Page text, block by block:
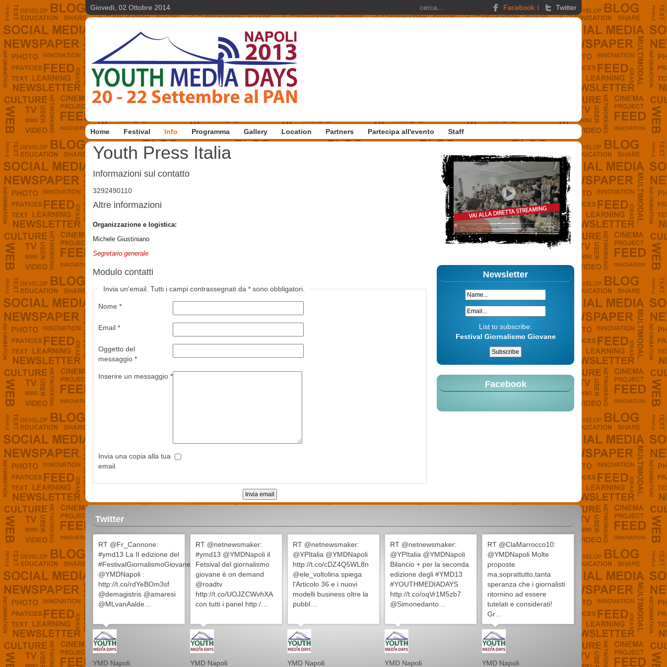
Giovedì, 02 Ottobre 2014 Facebook Twitter
Home Festival Info Programma Gallery Location Partners Partecipa all'evento Staff
Youth Press Italia
Informazioni sul contatto
3292490110
Altre informazioni
Organizzazione e logistica:
Michele Giustiniano
Segretario generale
Modulo contatti
Invia un'email. Tutti i campi contrassegnati da * sono obbligatori.
Nome *
Email *
Oggetto del
messaggio *
Inserire un messaggio *
Invia una copia alla tua
email.
Invia email
Newsletter
List to subscribe:
Festival Giornalismo Giovane
Facebook
Twitter
RT @Fr_Cannone:
#ymd13 La II edizione del
#FestivalGiornalismoGiovane
@YMDNapoli :
http://t.co/rdYeBOm3sf
@demagistris @amaresi
@MLvanAalde…
YMD Napoli
RT @netnewsmaker:
#ymd13 @YMDNapoli il
Fetsival del giornalismo
giovane è on demand
@roadtv
http://t.co/UOJZCWvhXA
con tutti i panel http:/…
YMD Napoli
RT @netnewsmaker:
@YPItalia @YMDNapoli
http://t.co/cDZ4Q5WL8n
@ele_voltolina spiega
l'Articolo 36 e i nuovi
modelli business oltre la
pubbl…
YMD Napoli
RT @netnewsmaker:
@YPItalia @YMDNapoli
Bilancio + per la seconda
edizione degli #YMD13
#YOUTHMEDIADAYS
http://t.co/oqVr1M5zb7
@Simonedanto…
YMD Napoli
RT @ClaMarrocco10:
@YMDNapoli Molte
proposte
ma,soprattutto,tanta
speranza che i giornalisti
ritornino ad essere
tutelati e considerati!
Gr…
YMD Napoli